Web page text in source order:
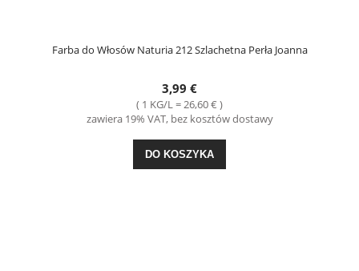
Farba do Włosów Naturia 212 Szlachetna Perła Joanna
3,99 €
( 1 KG/L = 26,60 € )
zawiera 19% VAT, bez kosztów dostawy
DO KOSZYKA